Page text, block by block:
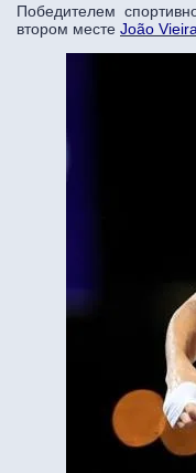
Победителем
втором месте João Vieira